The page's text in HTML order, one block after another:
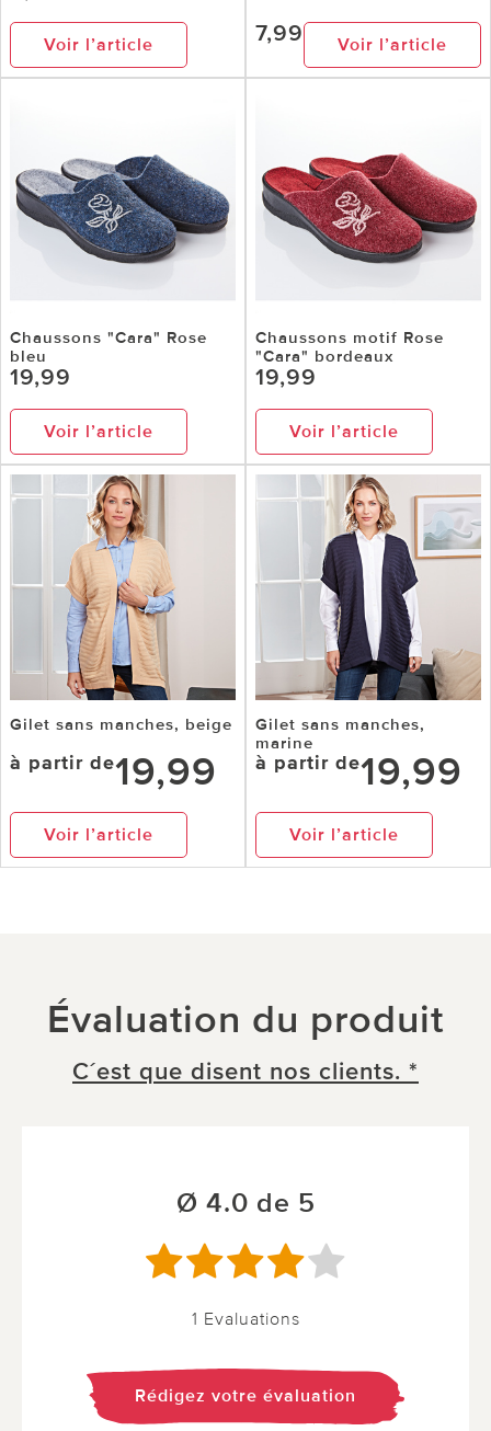
Voir l’article 7,99 Voir l’article
Chaussons "Cara" Rose
bleu
19,99
Voir l’article
Chaussons motif Rose
"Cara" bordeaux
19,99
Voir l’article
Gilet sans manches, beige
à partir de19,99
Voir l’article
Gilet sans manches,
marine
à partir de19,99
Voir l’article
Évaluation du produit
C´est que disent nos clients. *
Ø 4.0 de 5
1 Evaluations
Rédigez votre évaluation